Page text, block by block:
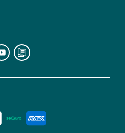
Para
información,
puedes
de
privacidad</2>.